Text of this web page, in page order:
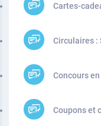
Cartes-
Circulaires :
Concours
Coupons et